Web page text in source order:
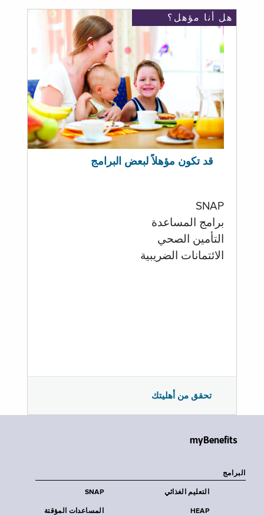
هل أنا مؤهل؟
قد تكون مؤهلاً لبعض البرامج
SNAP
برامج المساعدة
التأمين الصحي
الائتمانات الضريبية
تحقق من أهليتك
myBenefits
البرامج
SNAP التعليم الغذائي
المساعدات المؤقتة HEAP